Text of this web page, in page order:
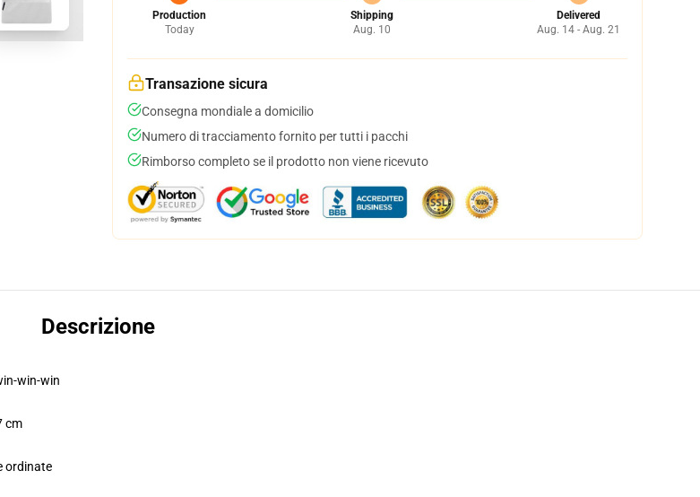
Production
Today
Shipping
Aug. 10
Delivered
Aug. 14 - Aug. 21
Transazione sicura
Consegna mondiale a domicilio
Numero di tracciamento fornito per tutti i pacchi
Rimborso completo se il prodotto non viene ricevuto
Descrizione
win-win
cm
ordinate